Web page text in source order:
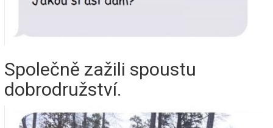
Společně zažili spoustu
dobrodružství.